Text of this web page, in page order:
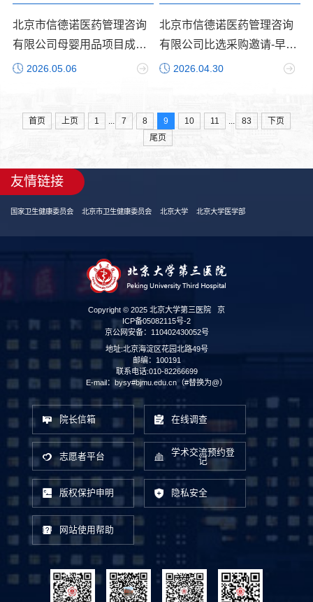
北京市信德诺医药管理咨询
有限公司母婴用品项目成交
公告2026.05.06
北京市信德诺医药管理咨询
有限公司比选采购邀请-早产
儿用品
2026.04.30
首页 上页 1 7 8 9 10 11 83
下页
尾页
友情链接
国家卫生健康委员会 北京市卫生健康委员会 北京大学 北京大学医学部
Copyright © 2025 北京大学第三医院 京
ICP备05082115号-2
京公网安备：110402430052号
地址:北京海淀区花园北路49号
邮编：100191
联系电话:010-82266699
E-mail：bysy#bjmu.edu.cn（#替换为@）
院长信箱 在线调查
志愿者平台
学术交流预约登
记
版权保护申明 隐私安全
网站使用帮助